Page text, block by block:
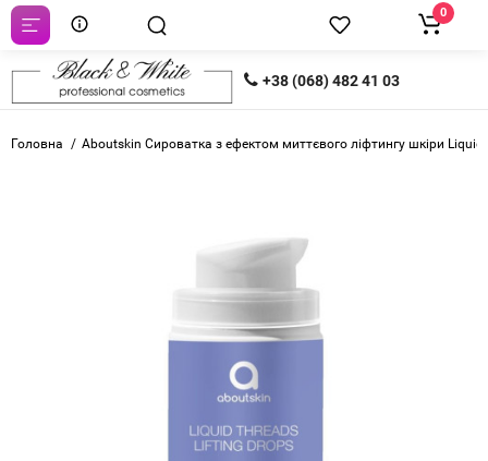
+38 (068) 482 41 03
0
Головна Aboutskin Сироватка з ефектом миттєвого ліфтингу шкіри